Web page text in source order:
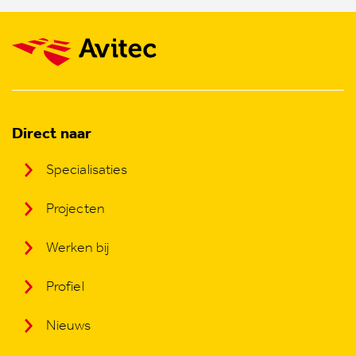
Direct naar
Specialisaties
Projecten
Werken bij
Profiel
Nieuws